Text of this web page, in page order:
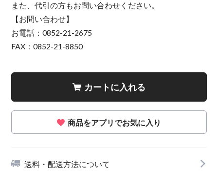
また、代引の方もお問い合わせください。
【お問い合わせ】
お電話：0852-21-2675
FAX：0852-21-8850
カートに入れる
商品をアプリでお気に入り
送料・配送方法について